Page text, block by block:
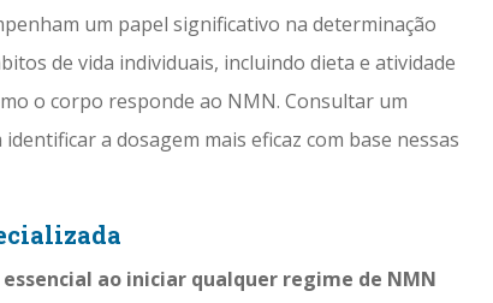
um papel significativo na determinação
de vida individuais, incluindo dieta e atividade
o corpo responde ao NMN. Consultar um
a dosagem mais eficaz com base nessas
ao iniciar qualquer regime de NMN